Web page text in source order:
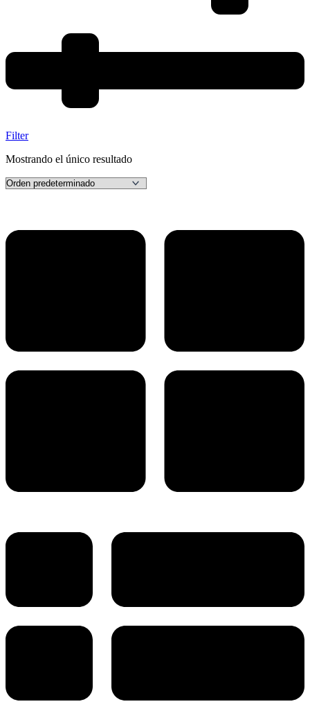
Filter
Mostrando el único resultado